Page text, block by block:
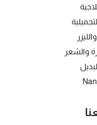
والشعر